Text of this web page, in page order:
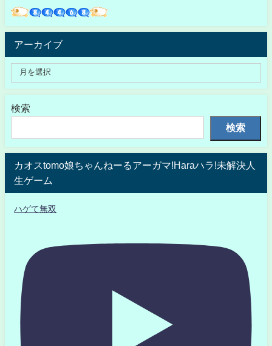
アーカイブ
検索
検索
カオスtomo娘ちゃんねーるアーガマ!Haraハラ!未解決人
生ゲーム
ハゲて無双